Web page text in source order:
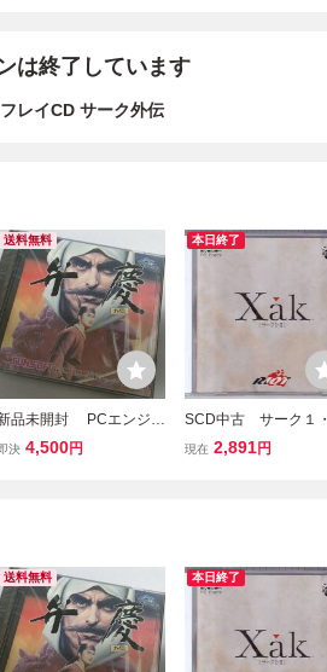
は終了しています
レイCD サーク外伝
送料無料
品未開封 PCエンジ
PCE 弁慶外伝 H
決 4,500円
本日終了
SCD中古 サーク１・
２ 【管理番号：7312
現在 2,891円
送料無料 本日終了